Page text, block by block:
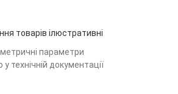
товарів ілюстративні
параметри
технічній документації